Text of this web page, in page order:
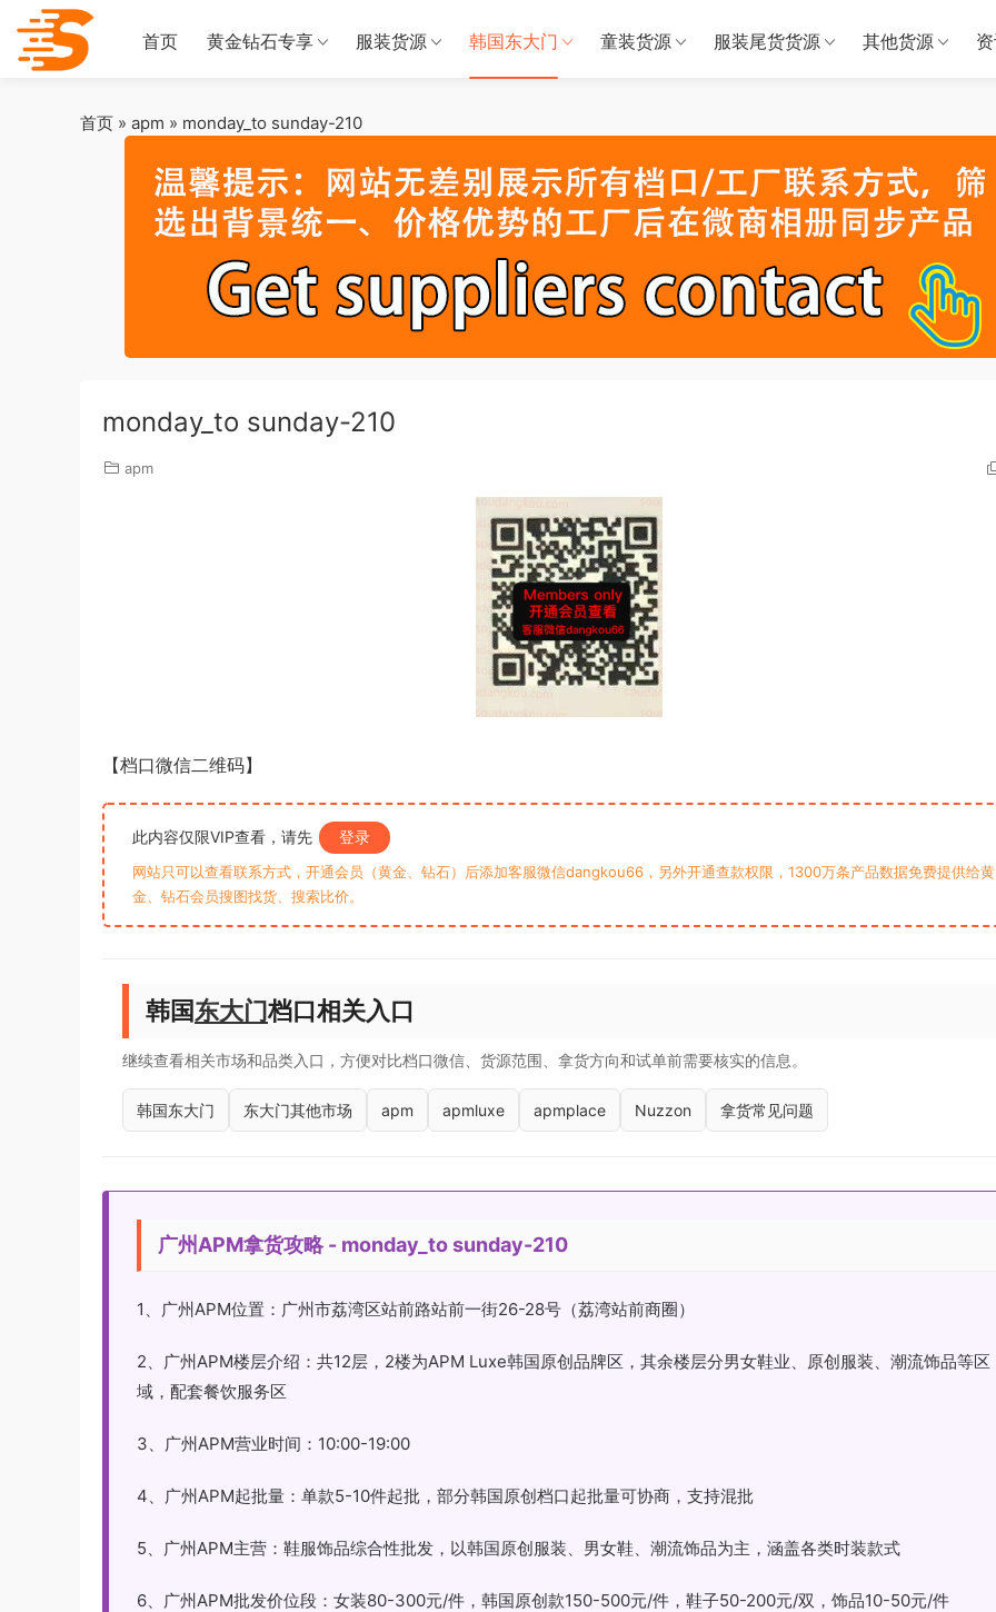
首页 黄金钻石专享 服装货源 韩国东大门 童装货源 服装尾货货源 其他货源
首页 » apm » monday_to sunday-210
monday_to sunday-210
apm
【档口微信二维码】
此内容仅限VIP查看，请先 登录
网站只可以查看联系方式，开通会员（黄金、钻石）后添加客服微信dangkou66，另外开通查款权限，1300万条产品数据免费提供给黄
金、钻石会员搜图找货、搜索比价。
韩国东大门档口相关入口
继续查看相关市场和品类入口，方便对比档口微信、货源范围、拿货方向和试单前需要核实的信息。
韩国东大门 东大门其他市场 apm apmluxe apmplace Nuzzon 拿货常见问题
广州APM拿货攻略 - monday_to sunday-210
1、广州APM位置：广州市荔湾区站前路站前一街26-28号（荔湾站前商圈）
2、广州APM楼层介绍：共12层，2楼为APM Luxe韩国原创品牌区，其余楼层分男女鞋业、原创服装、潮流饰品等区
域，配套餐饮服务区
3、广州APM营业时间：10:00-19:00
4、广州APM起批量：单款5-10件起批，部分韩国原创档口起批量可协商，支持混批
5、广州APM主营：鞋服饰品综合性批发，以韩国原创服装、男女鞋、潮流饰品为主，涵盖各类时装款式
6、广州APM批发价位段：女装80-300元/件，韩国原创款150-500元/件，鞋子50-200元/双，饰品10-50元/件